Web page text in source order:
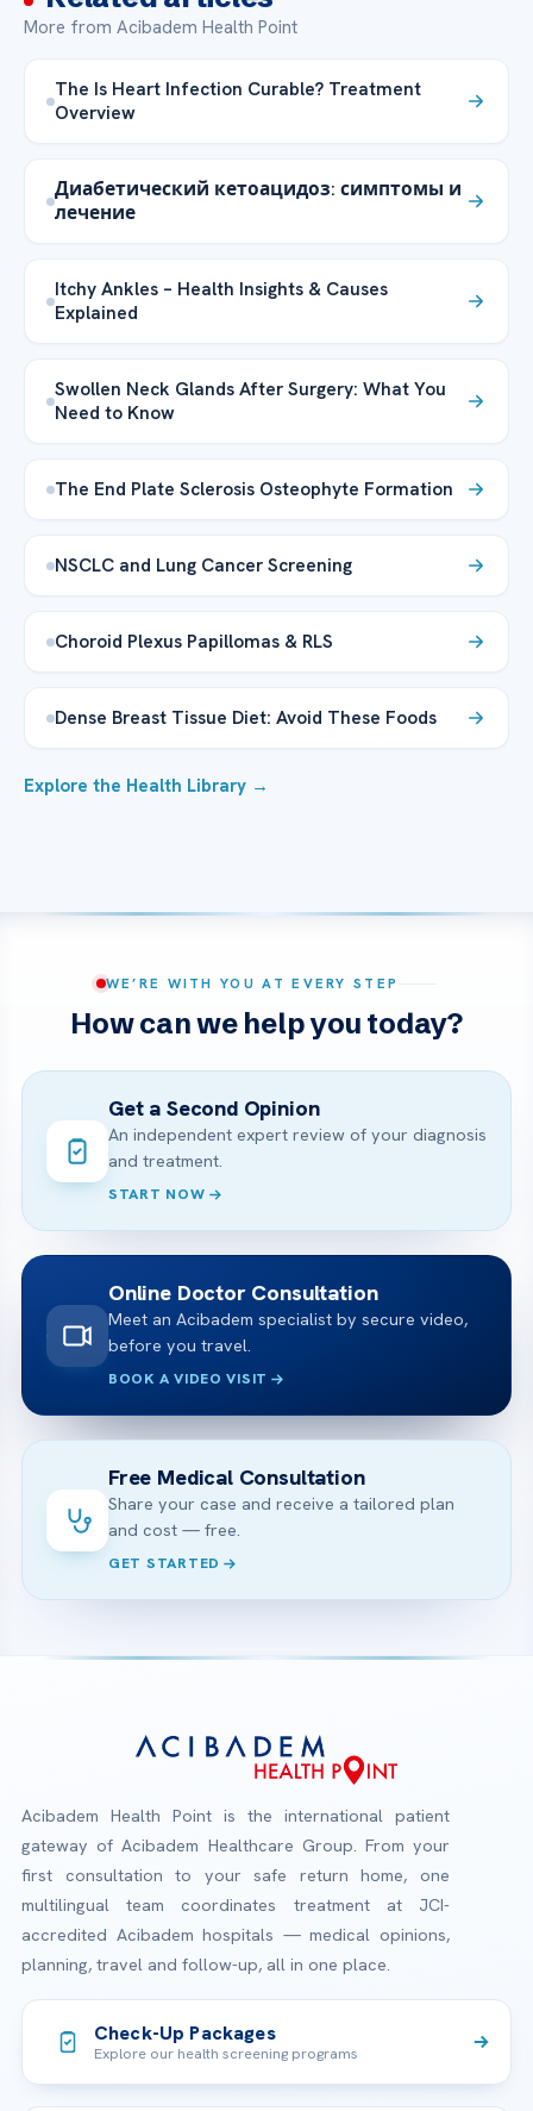
More from Acibadem Health Point
The Is Heart Infection Curable? Treatment
Overview
Диабетический кетоацидоз: симптомы и
лечение
Itchy Ankles – Health Insights & Causes
Explained
Swollen Neck Glands After Surgery: What You
Need to Know
The End Plate Sclerosis Osteophyte Formation
NSCLC and Lung Cancer Screening
Choroid Plexus Papillomas & RLS
Dense Breast Tissue Diet: Avoid These Foods
Explore the Health Library →
WE’RE WITH YOU AT EVERY STEP
How can we help you today?
Get a Second Opinion
An independent expert review of your diagnosis
and treatment.
START NOW
Online Doctor Consultation
Meet an Acibadem specialist by secure video,
before you travel.
BOOK A VIDEO VISIT
Free Medical Consultation
Share your case and receive a tailored plan
and cost — free.
GET STARTED
Acibadem Health Point is the international patient
gateway of Acibadem Healthcare Group. From your
first consultation to your safe return home, one
multilingual team coordinates treatment at JCI-
accredited Acibadem hospitals — medical opinions,
planning, travel and follow-up, all in one place.
Check-Up Packages
Explore our health screening programs